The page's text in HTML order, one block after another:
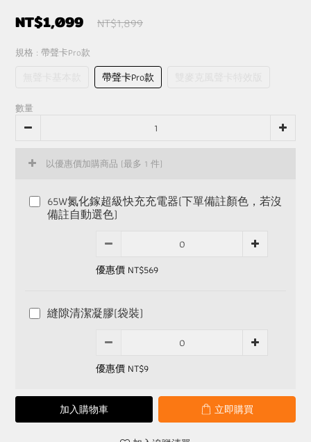
NT$1,899
NT$1,099
規格 : 帶聲卡Pro款
帶聲卡Pro款
數量
以優惠價加購商品 (最多 1 件)
65W氮化鎵超級快充充電器(下單備註顏色，若沒
備註自動選色)
優惠價 NT$569
縫隙清潔凝膠(袋裝)
優惠價 NT$9
加入購物車 立即購買